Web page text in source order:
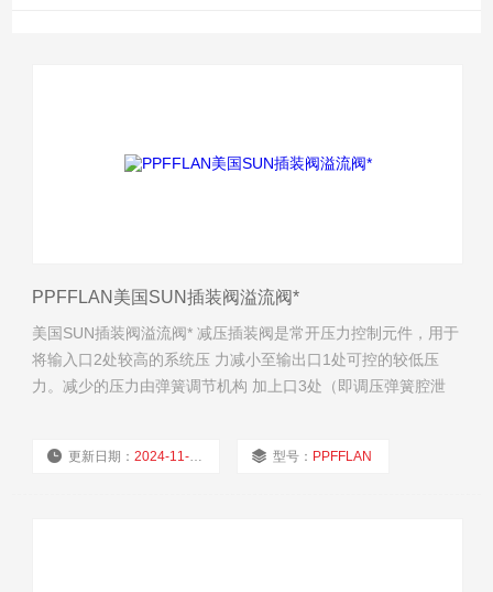
PPFFLAN美国SUN插装阀溢流阀*
美国SUN插装阀溢流阀* 减压插装阀是常开压力控制元件，用于
将输入口2处较高的系统压 力减小至输出口1处可控的较低压
力。减少的压力由弹簧调节机构 加上口3处（即调压弹簧腔泄
更新日期：2024-11-21 型号： PPFFLAN